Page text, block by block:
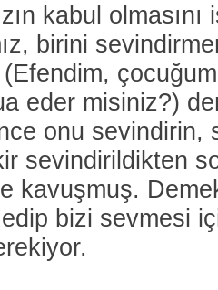
kabul
birini
eder misiniz?)
onu sevindirin,
sevindirildikten
kavuşmuş.
bizi sevmesi